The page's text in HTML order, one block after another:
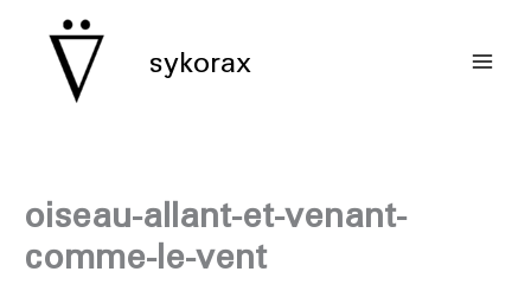
contenu sykorax
oiseau-allant-et-venant-
comme-le-vent